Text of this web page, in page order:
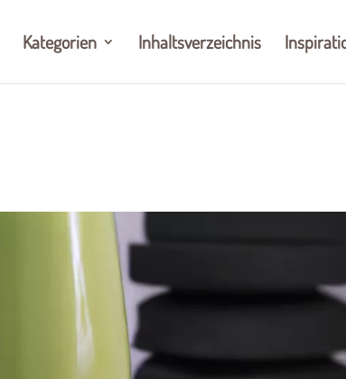
Kategorien Inhaltsverzeichnis